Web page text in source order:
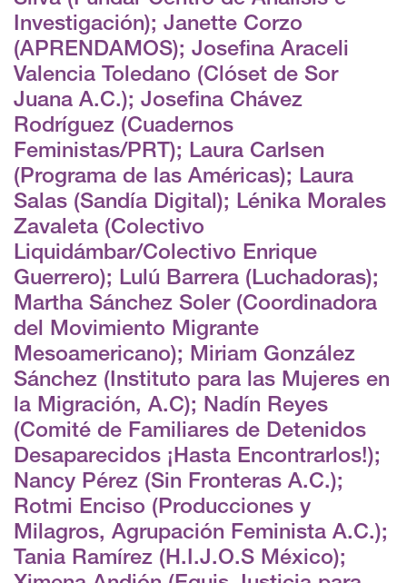
Investigación); Janette Corzo
(APRENDAMOS); Josefina Araceli
Valencia Toledano (Clóset de Sor
Juana A.C.); Josefina Chávez
Rodríguez (Cuadernos
Feministas/PRT); Laura Carlsen
(Programa de las Américas); Laura
Salas (Sandía Digital); Lénika Morales
Zavaleta (Colectivo
Liquidámbar/Colectivo Enrique
Guerrero); Lulú Barrera (Luchadoras);
Martha Sánchez Soler (Coordinadora
del Movimiento Migrante
Mesoamericano); Miriam González
Sánchez (Instituto para las Mujeres en
la Migración, A.C); Nadín Reyes
(Comité de Familiares de Detenidos
Desaparecidos ¡Hasta Encontrarlos!);
Nancy Pérez (Sin Fronteras A.C.);
Rotmi Enciso (Producciones y
Milagros, Agrupación Feminista A.C.);
Tania Ramírez (H.I.J.O.S México);